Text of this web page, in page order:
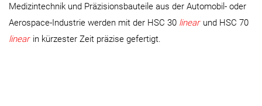
Medizintechnik und Präzisionsbauteile aus der Automobil- oder
Aerospace-Industrie werden mit der HSC 30 linear und HSC 70
linear in kürzester Zeit präzise gefertigt.